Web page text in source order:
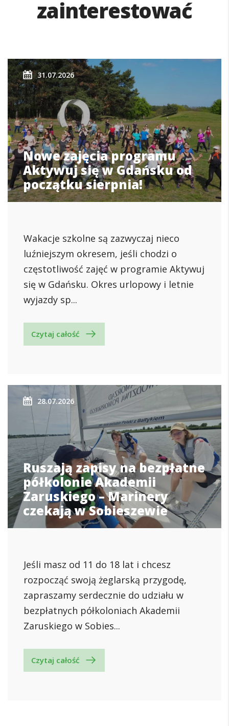
zainterestować
31.07.2026
Nowe zajęcia programu
Aktywuj się w Gdańsku od
początku sierpnia!
Wakacje szkolne są zazwyczaj nieco
luźniejszym okresem, jeśli chodzi o
częstotliwość zajęć w programie Aktywuj
się w Gdańsku. Okres urlopowy i letnie
wyjazdy sp...
Czytaj całość
28.07.2026
Ruszają zapisy na bezpłatne
półkolonie Akademii
Zaruskiego – Marinery
czekają w Sobieszewie
Jeśli masz od 11 do 18 lat i chcesz
rozpocząć swoją żeglarską przygodę,
zapraszamy serdecznie do udziału w
bezpłatnych półkoloniach Akademii
Zaruskiego w Sobies...
Czytaj całość